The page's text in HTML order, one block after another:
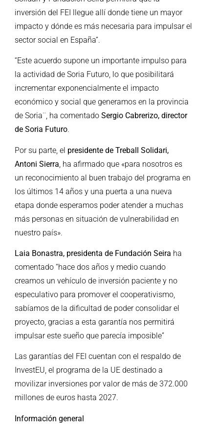
inversión del FEI llegue allí donde tiene un mayor
impacto y dónde es más necesaria para impulsar el
sector social en España”.
“Este acuerdo supone un importante impulso para
la actividad de Soria Futuro, lo que posibilitará
incrementar exponencialmente el impacto
económico y social que generamos en la provincia
de Soria¨, ha comentado Sergio Cabrerizo, director
de Soria Futuro.
Por su parte, el presidente de Treball Solidari,
Antoni Sierra , ha afirmado que «para nosotros es
un reconocimiento al buen trabajo del programa en
los últimos 14 años y una puerta a una nueva
etapa donde esperamos poder atender a muchas
más personas en situación de vulnerabilidad en
nuestro país».
Laia Bonastra, presidenta de Fundación Seira ha
comentado “hace dos años y medio cuando
creamos un vehículo de inversión paciente y no
especulativo para promover el cooperativismo,
sabíamos de la dificultad de poder consolidar el
proyecto, gracias a esta garantía nos permitirá
impulsar este sueño que parecía imposible”
Las garantías del FEI cuentan con el respaldo de
InvestEU, el programa de la UE destinado a
movilizar inversiones por valor de más de 372.000
millones de euros hasta 2027.
Información general